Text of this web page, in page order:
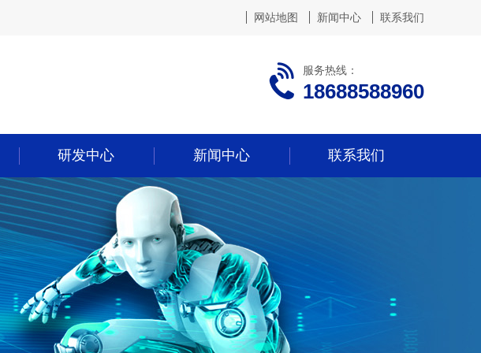
网站地图 新闻中心 联系我们
服务热线：
18688588960
研发中心 新闻中心 联系我们